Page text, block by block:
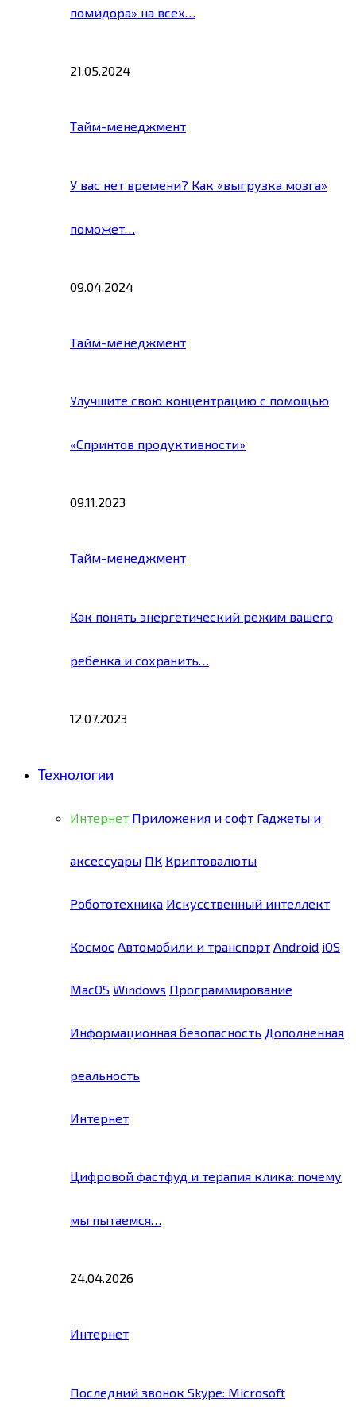
помидора» на всех…
21.05.2024
Тайм-менеджмент
У вас нет времени? Как «выгрузка мозга»
поможет…
09.04.2024
Тайм-менеджмент
Улучшите свою концентрацию с помощью
«Спринтов продуктивности»
09.11.2023
Тайм-менеджмент
Как понять энергетический режим вашего
ребёнка и сохранить…
12.07.2023
Технологии
Интернет Приложения и софт Гаджеты и
аксессуары ПК Криптовалюты
Робототехника Искусственный интеллект
Космос Автомобили и транспорт Android iOS
MacOS Windows Программирование
Информационная безопасность Дополненная
реальность
Интернет
Цифровой фастфуд и терапия клика: почему
мы пытаемся…
24.04.2026
Интернет
Последний звонок Skype: Microsoft